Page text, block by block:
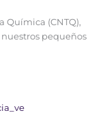
Química (CNTQ),
pequeños